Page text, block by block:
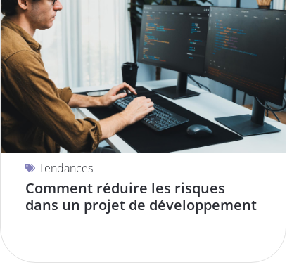
Tendances
Comment réduire les risques
dans un projet de développement